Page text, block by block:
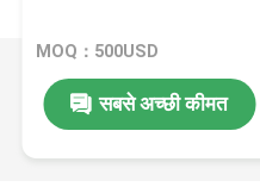
MOQ：500USD
सबसे अच्छी कीमत